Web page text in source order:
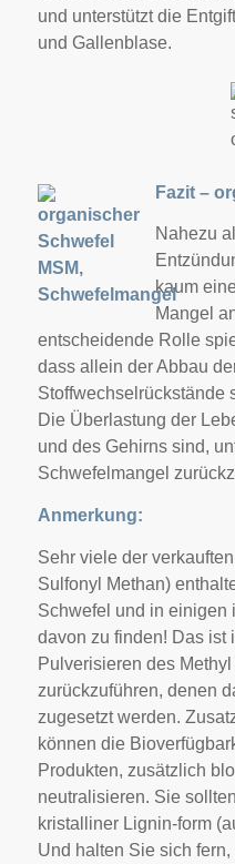
und unterstützt die
und Gallenblase.
Fazit –
Nahezu
kaum
Mangel
entscheidende Rolle
dass allein der Abbau
Stoffwechselrückstände
Die Überlastung der
und des Gehirns sind,
Schwefelmangel
Anmerkung:
Sehr viele der
Sulfonyl Methan)
Schwefel und in einigen
davon zu finden! Das ist
Pulverisieren des
zurückzuführen, denen
zugesetzt werden.
können die
Produkten, zusätzlich
neutralisieren. Sie
kristalliner Lignin-form
Und halten Sie sich